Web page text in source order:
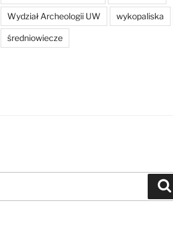
Wydział Archeologii UW wykopaliska
średniowiecze